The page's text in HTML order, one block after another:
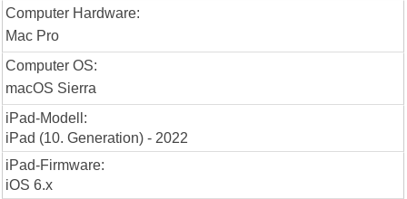
Computer Hardware:
Mac Pro
Computer OS:
macOS Sierra
iPad-Modell:
iPad (10. Generation) - 2022
iPad-Firmware:
iOS 6.x